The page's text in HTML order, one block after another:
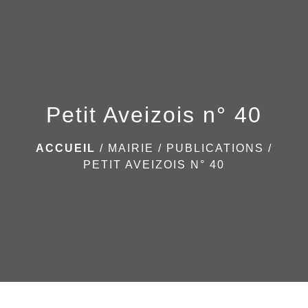
Petit Aveizois n° 40
ACCUEIL / MAIRIE / PUBLICATIONS /
PETIT AVEIZOIS N° 40